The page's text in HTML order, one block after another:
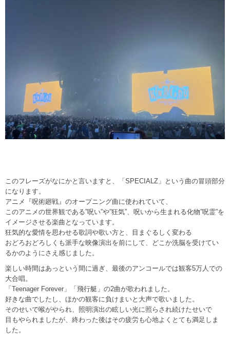
このフレーズがなにかと言いますと、「SPECIALZ」という曲の冒頭部分
になります。
アニメ『呪術廻戦』のオープニング曲に使われていて、
このアニメの世界観である”呪い”や”狂気”、呪いから生まれる化物”呪霊”を
イメージさせる楽曲となっています。
狂気的な愛情を思わせる歌詞や歌い方と、目まぐるしく変わる
おどろおどろしくも派手な映像演出を前にして、どこか洗脳を受けてい
るかのようにさえ感じました。
楽しい時間はあっという間に過ぎ、最後のアンコールでは観客5万人での
大合唱。
「Teenager Forever」「飛行艇」の2曲が歌われました。
好きな曲でしたし、ほかの観客に負けまいと大声で歌いました。
そのせいで喉がやられ、照明演出の眩しい光に照らされ続けたせいで
目もやられましたが、終わった後はその疲労も心地よくとても満足しま
した。